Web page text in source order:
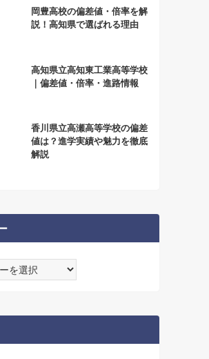
岡豊高校の偏差値・倍率を解
説！高知県で選ばれる理由
高知県立高知東工業高等学校
｜偏差値・倍率・進路情報
香川県立高瀬高等学校の偏差
値は？進学実績や魅力を徹底
解説